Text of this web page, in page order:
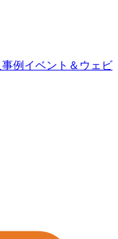
例 イベント＆ウェビ